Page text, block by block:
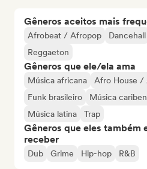
Gêneros aceitos mais
Afrobeat / Afropop Dancehall
Reggaeton
Gêneros que ele/ela ama
Música africana
Afro House /
Funk brasileiro
Música
Música latina
Trap
Gêneros que eles também
receber
Dub Grime Hip-hop R&B